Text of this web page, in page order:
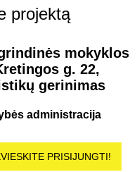
projektą
mokyklos
g. 22,
gerinimas
administracija
PRISIJUNGTI!